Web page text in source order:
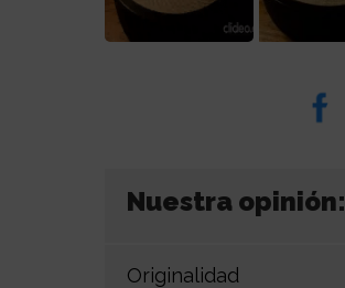
Nuestra opinión:
Originalidad